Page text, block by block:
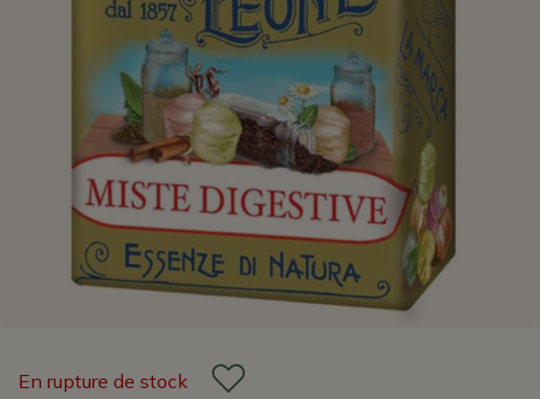
En rupture de stock